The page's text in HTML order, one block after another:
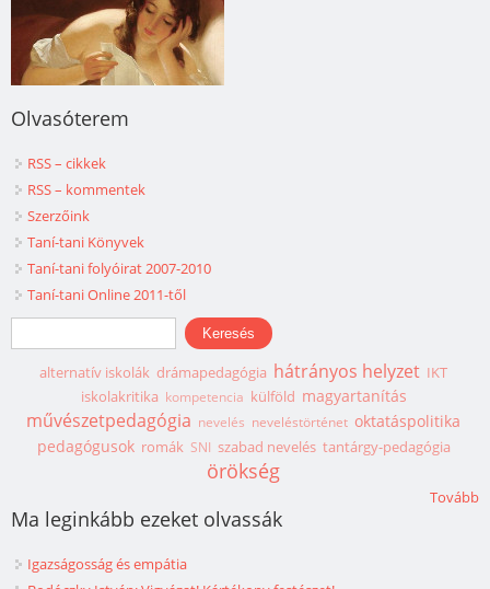
Olvasóterem
RSS – cikkek
RSS – kommentek
Szerzőink
Taní-tani Könyvek
Taní-tani folyóirat 2007-2010
Taní-tani Online 2011-től
Keresés űrlap
Keresés
alternatív iskolák drámapedagógia hátrányos helyzet IKT
iskolakritika kompetencia külföld magyartanítás
művészetpedagógia nevelés neveléstörténet oktatáspolitika
pedagógusok romák SNI szabad nevelés tantárgy-pedagógia
örökség
Tovább
Ma leginkább ezeket olvassák
Igazságosság és empátia